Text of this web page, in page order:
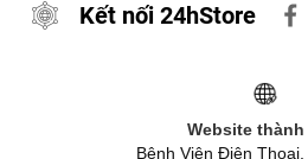
Kết nối 24hStore
Website
Bệnh Viện Điện